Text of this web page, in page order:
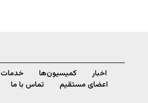
اخبار کمیسیون‌ها خدمات
اعضای مستقیم
تماس با ما